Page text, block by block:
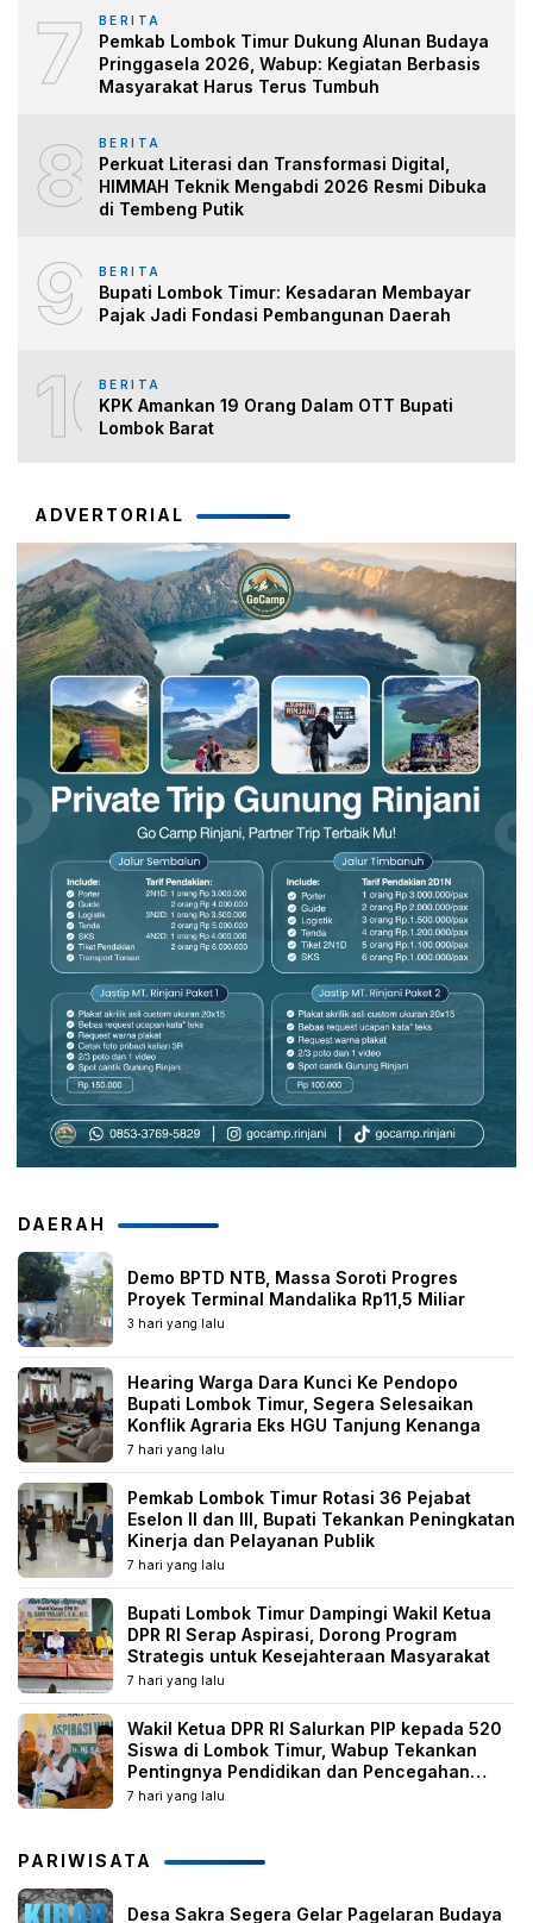
7 BERITA
Pemkab Lombok Timur Dukung Alunan Budaya
Pringgasela 2026, Wabup: Kegiatan Berbasis
Masyarakat Harus Terus Tumbuh
8 BERITA
Perkuat Literasi dan Transformasi Digital,
HIMMAH Teknik Mengabdi 2026 Resmi Dibuka
di Tembeng Putik
9 BERITA
Bupati Lombok Timur: Kesadaran Membayar
Pajak Jadi Fondasi Pembangunan Daerah
10BERITA
KPK Amankan 19 Orang Dalam OTT Bupati
Lombok Barat
ADVERTORIAL
DAERAH
Demo BPTD NTB, Massa Soroti Progres
Proyek Terminal Mandalika Rp11,5 Miliar
3 hari yang lalu
Hearing Warga Dara Kunci Ke Pendopo
Bupati Lombok Timur, Segera Selesaikan
Konflik Agraria Eks HGU Tanjung Kenanga
7 hari yang lalu
Pemkab Lombok Timur Rotasi 36 Pejabat
Eselon II dan III, Bupati Tekankan Peningkatan
Kinerja dan Pelayanan Publik
7 hari yang lalu
Bupati Lombok Timur Dampingi Wakil Ketua
DPR RI Serap Aspirasi, Dorong Program
Strategis untuk Kesejahteraan Masyarakat
7 hari yang lalu
Wakil Ketua DPR RI Salurkan PIP kepada 520
Siswa di Lombok Timur, Wabup Tekankan
Pentingnya Pendidikan dan Pencegahan
Perkawinan Anak
7 hari yang lalu
PARIWISATA
Desa Sakra Segera Gelar Pagelaran Budaya